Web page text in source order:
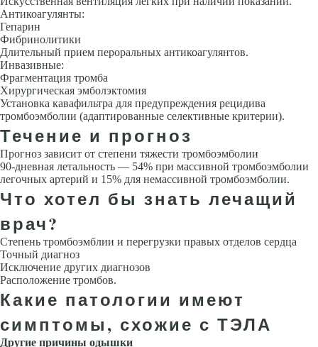
Антикоагулянты:
Гепарин
Фибринолитики
Длительный прием пероральных антикоагулянтов.
Инвазивные:
Фрагментация тромба
Хирургическая эмболэктомия
Установка кавафильтра для предупреждения рецидива
тромбоэмболии (адаптированные селективные критерии).
Течение и прогноз
Прогноз зависит от степени тяжести тромбоэмболии
90-дневная летальность — 54% при массивной тромбоэмболии
легочных артерий и 15% для немассивной тромбоэмболии.
Что хотел бы знать лечащий
врач?
Степень тромбоэмблии и перегрузки правых отделов сердца
Точный диагноз
Исключение других диагнозов
Расположение тромбов.
Какие патологии имеют
симптомы, схожие с ТЭЛА
Другие причины одышки